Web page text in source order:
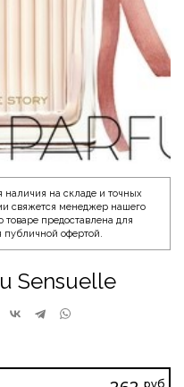
на складе и точных
свяжется менеджер нашего
предоставлена для
публичной офертой.
Sensuelle
руб